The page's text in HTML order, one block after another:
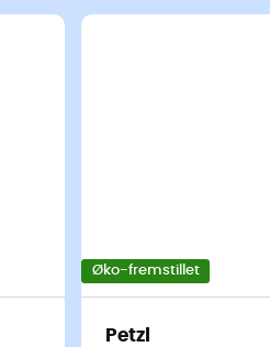
Øko-fremstillet
Petzl